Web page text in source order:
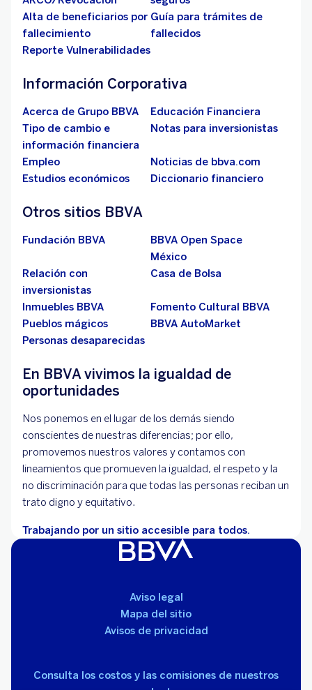
Alta de beneficiarios por
fallecimiento
Guía para trámites de
fallecidos
Reporte Vulnerabilidades
Información Corporativa
Acerca de Grupo BBVA
Educación Financiera
Tipo de cambio e
información financiera
Notas para inversionistas
Empleo
Noticias de bbva.com
Estudios económicos
Diccionario financiero
Otros sitios BBVA
Fundación BBVA
BBVA Open Space
México
Relación con
inversionistas
Casa de Bolsa
Inmuebles BBVA
Fomento Cultural BBVA
Pueblos mágicos
BBVA AutoMarket
Personas desaparecidas
En BBVA vivimos la igualdad de
oportunidades
Nos ponemos en el lugar de los demás siendo
conscientes de nuestras diferencias; por ello,
promovemos nuestros valores y contamos con
lineamientos que promueven la igualdad, el respeto y la
no discriminación para que todas las personas reciban un
trato digno y equitativo.
Trabajando por un sitio accesible para todos.
Aviso legal
Mapa del sitio
Avisos de privacidad
Consulta los costos y las comisiones de nuestros